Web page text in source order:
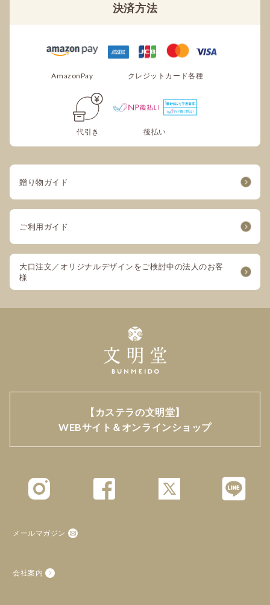
アメリカ人の友人が、以前お土産にした文明堂カステラの
味が忘れられない、と黄色の箱をリビングに大切に飾って
いました。
ず黄色い箱を見せてくれました。箱で「あー、カステラ
ね?」と言うと「この店のカステラだよ」と念を押されま
した。手荷物バッグに入れて慎重にバージニア州までカス
テラを運び、友人に渡した時の笑顔の素敵だったこと。
「ほんの気持ちです」と書いてあるのを見て、コレはどう
せたのですが、粋で美味しい日本土産として文明堂のカス
テラを海外の人に贈りたいと思います。
無記名
美味しい時間の共有
金婚式祝いに絵柄の付いたカステラを贈り、とても喜んで
大人から子どもまで誰でも美味しく頂け、笑顔の時間を作
ってくれる。美味しく嬉しいカステラです。
高齢の母や親戚へのお土産
小分けになっているタイプを選びました。
次回もお土産に選びたいと思います。
ステラをプレゼントしました。
決済方法
AmazonPay クレジットカード各種
代引き 後払い
贈り物ガイド
ご利用ガイド
大口注文／オリジナルデザインをご検討中の法人のお客
様
【カステラの文明堂】
WEBサイト＆オンラインショップ
メールマガジン
会社案内